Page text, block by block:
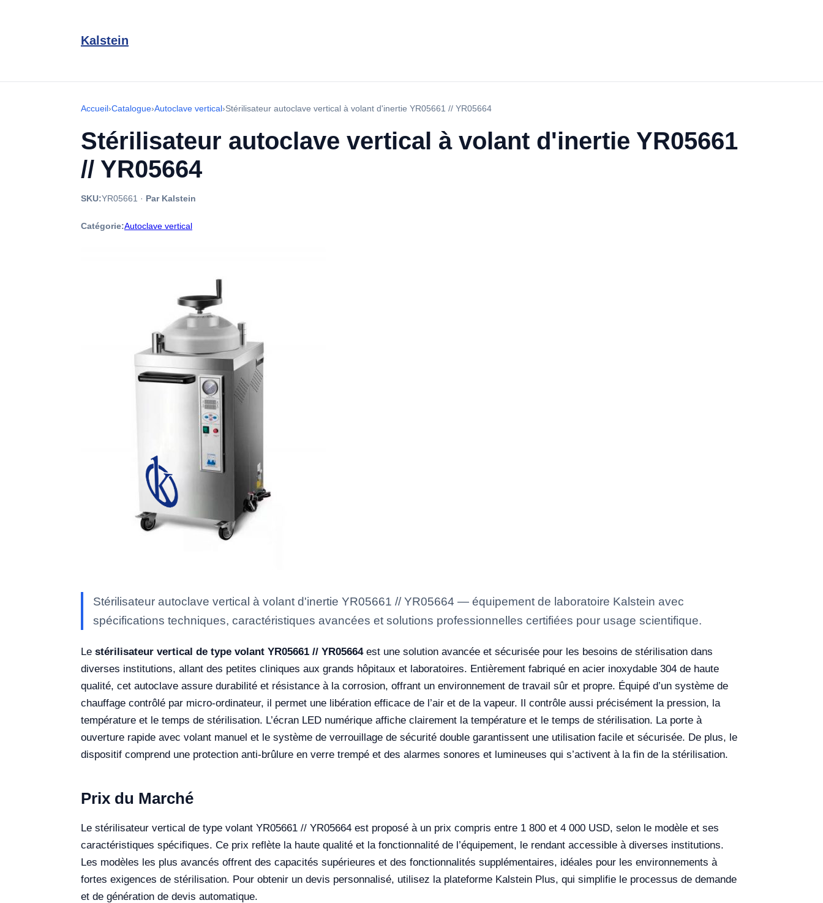
Kalstein
Accueil›Catalogue›Autoclave vertical›Stérilisateur autoclave vertical à volant d'inertie YR05661 // YR05664
Stérilisateur autoclave vertical à volant d'inertie YR05661
// YR05664
SKU:YR05661 · Par Kalstein
Catégorie:Autoclave vertical
Stérilisateur autoclave vertical à volant d'inertie YR05661 // YR05664 — équipement de laboratoire Kalstein avec
spécifications techniques, caractéristiques avancées et solutions professionnelles certifiées pour usage scientifique.
Le stérilisateur vertical de type volant YR05661 // YR05664est une solution avancée et sécurisée pour les besoins de stérilisation dans
diverses institutions, allant des petites cliniques aux grands hôpitaux et laboratoires. Entièrement fabriqué en acier inoxydable 304 de haute
qualité, cet autoclave assure durabilité et résistance à la corrosion, offrant un environnement de travail sûr et propre. Équipé d’un système de
chauffage contrôlé par micro-ordinateur, il permet une libération efficace de l’air et de la vapeur. Il contrôle aussi précisément la pression, la
température et le temps de stérilisation. L’écran LED numérique affiche clairement la température et le temps de stérilisation. La porte à
ouverture rapide avec volant manuel et le système de verrouillage de sécurité double garantissent une utilisation facile et sécurisée. De plus, le
dispositif comprend une protection anti-brûlure en verre trempé et des alarmes sonores et lumineuses qui s’activent à la fin de la stérilisation.
Prix du Marché
Le stérilisateur vertical de type volant YR05661 // YR05664 est proposé à un prix compris entre 1 800 et 4 000 USD, selon le modèle et ses
caractéristiques spécifiques. Ce prix reflète la haute qualité et la fonctionnalité de l’équipement, le rendant accessible à diverses institutions.
Les modèles les plus avancés offrent des capacités supérieures et des fonctionnalités supplémentaires, idéales pour les environnements à
fortes exigences de stérilisation. Pour obtenir un devis personnalisé, utilisez la plateforme Kalstein Plus, qui simplifie le processus de demande
et de génération de devis automatique.